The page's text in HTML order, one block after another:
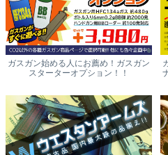
ガスガン始める人にお薦め！ガスガン
スターターオプション！！